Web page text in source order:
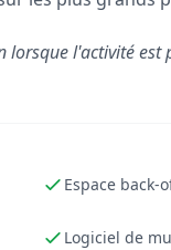
l'activité est
Espace back-
Logiciel de